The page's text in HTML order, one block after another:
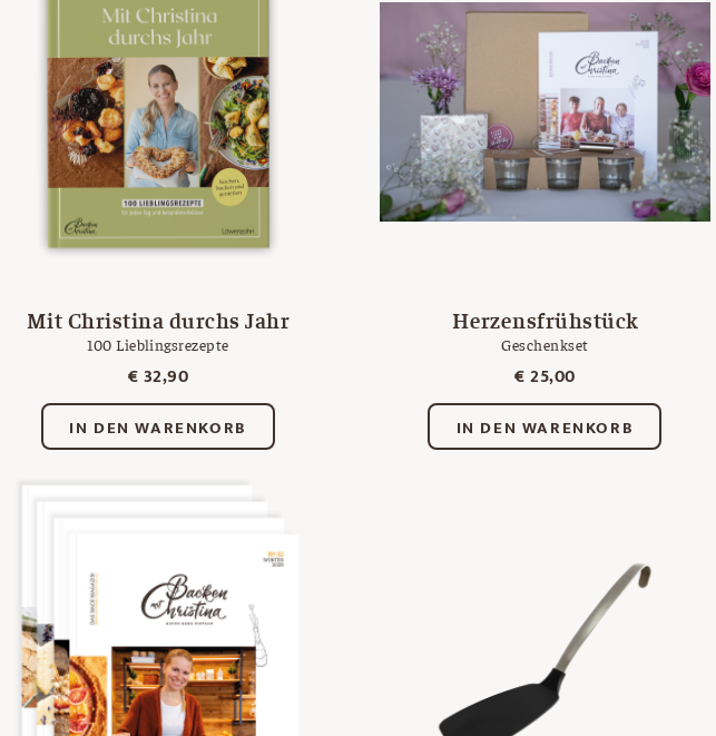
Mit Christina durchs Jahr
100 Lieblingsrezepte
€32,90
IN DEN WARENKORB
Herzensfrühstück
Geschenkset
€25,00
IN DEN WARENKORB